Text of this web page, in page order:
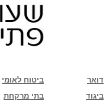
ביטוח לאומי
דואר
בתי מרקחת
ביגוד